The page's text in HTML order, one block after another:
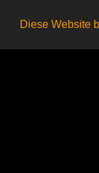
Diese Website